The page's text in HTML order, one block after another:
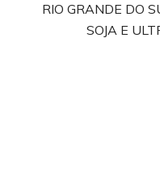
RIO GRANDE DO
SOJA E